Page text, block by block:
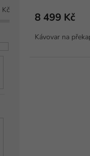
Kč
8 499 Kč
Kávovar na